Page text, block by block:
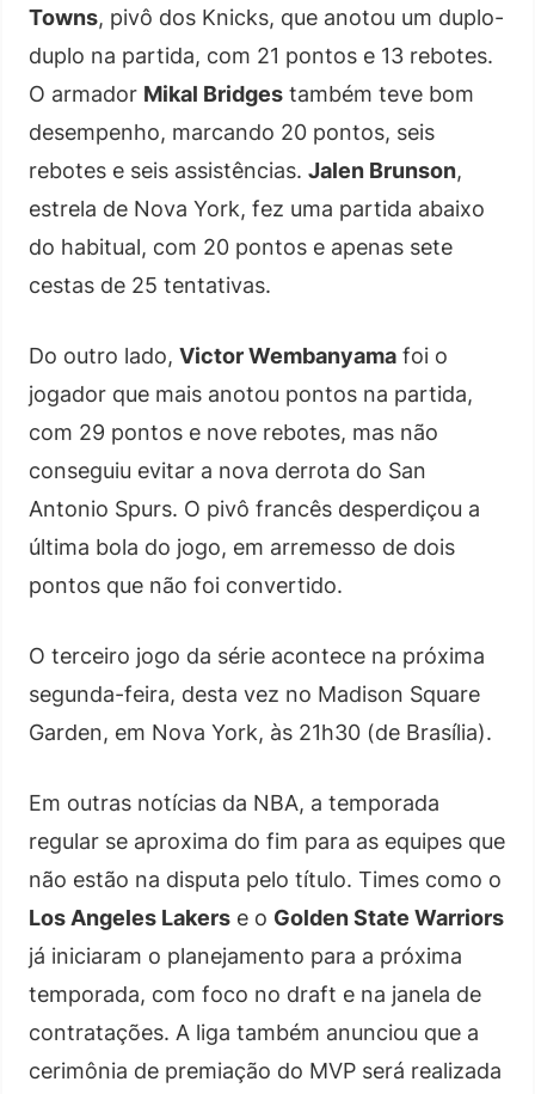
Towns, pivô dos Knicks, que anotou um duplo-
duplo na partida, com 21 pontos e 13 rebotes.
O armador Mikal Bridges também teve bom
desempenho, marcando 20 pontos, seis
rebotes e seis assistências. Jalen Brunson,
estrela de Nova York, fez uma partida abaixo
do habitual, com 20 pontos e apenas sete
cestas de 25 tentativas.
Do outro lado, Victor Wembanyama foi o
jogador que mais anotou pontos na partida,
com 29 pontos e nove rebotes, mas não
conseguiu evitar a nova derrota do San
Antonio Spurs. O pivô francês desperdiçou a
última bola do jogo, em arremesso de dois
pontos que não foi convertido.
O terceiro jogo da série acontece na próxima
segunda-feira, desta vez no Madison Square
Garden, em Nova York, às 21h30 (de Brasília).
Em outras notícias da NBA, a temporada
regular se aproxima do fim para as equipes que
não estão na disputa pelo título. Times como o
Los Angeles Lakers e o Golden State Warriors
já iniciaram o planejamento para a próxima
temporada, com foco no draft e na janela de
contratações. A liga também anunciou que a
cerimônia de premiação do MVP será realizada